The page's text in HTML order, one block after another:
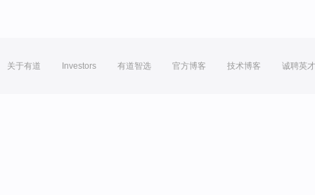
关于有道 Investors 有道智选 官方博客 技术博客 诚聘英才